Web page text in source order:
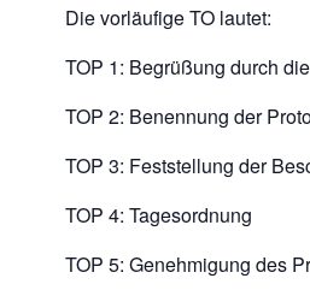
Die vorläufige TO lautet:
TOP 1: Begrüßung durch
TOP 2: Benennung der
TOP 3: Feststellung der
TOP 4: Tagesordnung
TOP 5: Genehmigung des